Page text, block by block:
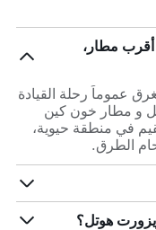
مطار،
عموماً رحلة القيادة
هوتل و مطار خون كين
07د. إذا كنت تقيم في منطقة حيوية،
الطرق.
هوتل؟